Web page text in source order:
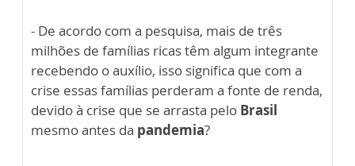
- De acordo com a pesquisa, mais de três
milhões de famílias ricas têm algum integrante
recebendo o auxílio, isso significa que com a
crise essas famílias perderam a fonte de renda,
devido à crise que se arrasta pelo Brasil
mesmo antes da pandemia?